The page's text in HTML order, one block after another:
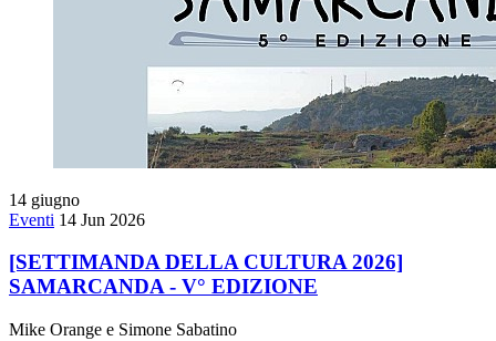
14 giugno
Eventi 14 Jun 2026
[SETTIMANDA DELLA CULTURA 2026]
SAMARCANDA - V° EDIZIONE
Mike Orange e Simone Sabatino